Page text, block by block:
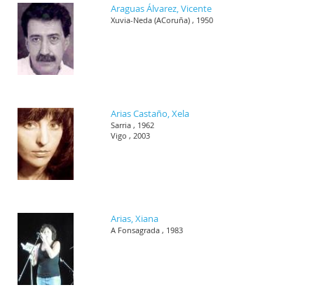
Araguas Álvarez, Vicente
Xuvia-Neda (ACoruña) , 1950
Arias Castaño, Xela
Sarria , 1962
Vigo , 2003
Arias, Xiana
A Fonsagrada , 1983